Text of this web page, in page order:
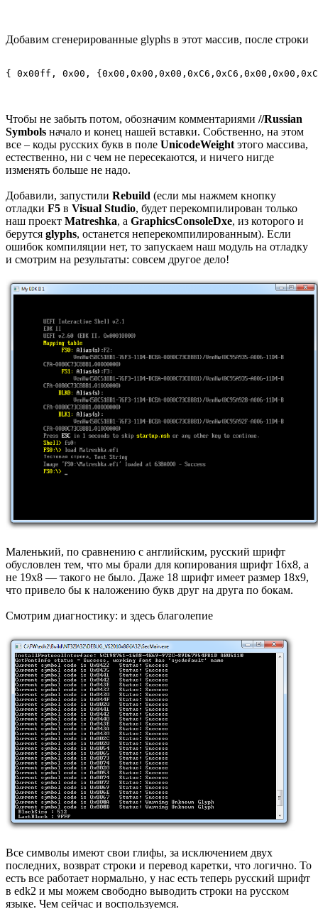
Добавим сгенерированные glyphs в этот массив, после строки
{ 0x00ff, 0x00,
Чтобы не забыть потом, обозначим комментариями //Russian
Symbols начало и конец нашей вставки. Собственно, на этом
все – коды русских букв в поле UnicodeWeight этого массива,
естественно, ни с чем не пересекаются, и ничего нигде
изменять больше не надо.
Добавили, запустили Rebuild (если мы нажмем кнопку
отладки F5 в Visual Studio, будет перекомпилирован только
наш проект Matreshka, а GraphicsConsoleDxe, из которого и
берутся glyphs, останется неперекомпилированным). Если
ошибок компиляции нет, то запускаем наш модуль на отладку
и смотрим на результаты: совсем другое дело!
Маленький, по сравнению с английским, русский шрифт
обусловлен тем, что мы брали для копирования шрифт 16х8, а
не 19х8 — такого не было. Даже 18 шрифт имеет размер 18х9,
что привело бы к наложению букв друг на друга по бокам.
Смотрим диагностику: и здесь благолепие
Все символы имеют свои глифы, за исключением двух
последних, возврат строки и перевод каретки, что логично. То
есть все работает нормально, у нас есть теперь русский шрифт
в edk2 и мы можем свободно выводить строки на русском
языке. Чем сейчас и воспользуемся.